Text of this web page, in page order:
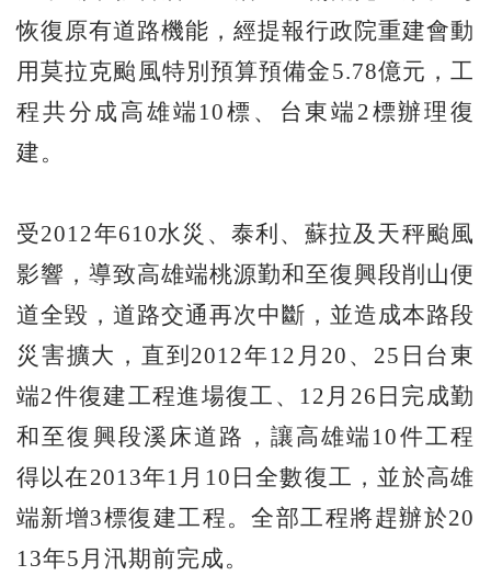
恢復原有道路機能，經提報行政院重建會動
用莫拉克颱風特別預算預備金5.78億元，工
程共分成高雄端10標、台東端2標辦理復
建。
受2012年610水災、泰利、蘇拉及天秤颱風
影響，導致高雄端桃源勤和至復興段削山便
道全毀，道路交通再次中斷，並造成本路段
災害擴大，直到2012年12月20、25日台東
端2件復建工程進場復工、12月26日完成勤
和至復興段溪床道路，讓高雄端10件工程
得以在2013年1月10日全數復工，並於高雄
端新增3標復建工程。全部工程將趕辦於20
13年5月汛期前完成。